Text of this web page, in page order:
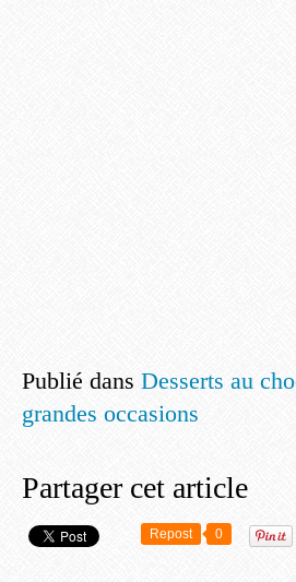
Publié dans Desserts au
grandes occasions
Partager cet article
Repost 0